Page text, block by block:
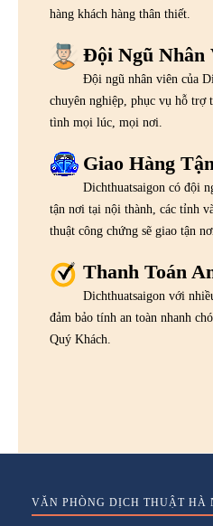
hàng khách hàng thân thiết.
Đội Ngũ Nhân
Đội ngũ nhân viên của
chuyên nghiệp, phục vụ hỗ trợ
tình mọi lúc, mọi nơi.
Giao Hàng
Dichthuatsaigon có đội
tận nơi tại nội thành, các tỉnh
thuật công chứng sẽ giao tận
Thanh Toán
Dichthuatsaigon với
đảm bảo tính an toàn nhanh
Quý Khách.
VĂN PHÒNG DỊCH THUẬT HÀ